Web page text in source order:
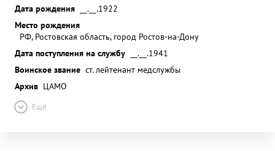
Дата рождения
__.__.1922
Место рождения
РФ, Ростовская область, город Ростов-на-Дону
Дата поступления на службу
__.__.1941
Воинское звание ст. лейтенант медслужбы
Архив ЦАМО
Ещё